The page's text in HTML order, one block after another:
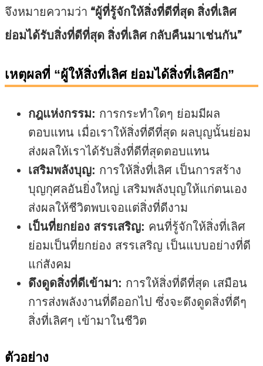
จึงหมายความว่า “ผู้ที่รู้จักให้สิ่งที่ดีที่สุด สิ่งที่เลิศ
ย่อมได้รับสิ่งที่ดีที่สุด สิ่งที่เลิศ กลับคืนมาเช่นกัน”
เหตุผลที่ “ผู้ให้สิ่งที่เลิศ ย่อมได้สิ่งที่เลิศอีก”
กฎแห่งกรรม: การกระทำใดๆ ย่อมมีผล
ตอบแทน เมื่อเราให้สิ่งที่ดีที่สุด ผลบุญนั้นย่อม
ส่งผลให้เราได้รับสิ่งที่ดีที่สุดตอบแทน
เสริมพลังบุญ: การให้สิ่งที่เลิศ เป็นการสร้าง
บุญกุศลอันยิ่งใหญ่ เสริมพลังบุญให้แก่ตนเอง
ส่งผลให้ชีวิตพบเจอแต่สิ่งที่ดีงาม
เป็นที่ยกย่อง สรรเสริญ: คนที่รู้จักให้สิ่งที่เลิศ
ย่อมเป็นที่ยกย่อง สรรเสริญ เป็นแบบอย่างที่ดี
แก่สังคม
ดึงดูดสิ่งที่ดีเข้ามา: การให้สิ่งที่ดีที่สุด เสมือน
การส่งพลังงานที่ดีออกไป ซึ่งจะดึงดูดสิ่งที่ดีๆ
สิ่งที่เลิศๆ เข้ามาในชีวิต
ตัวอย่าง